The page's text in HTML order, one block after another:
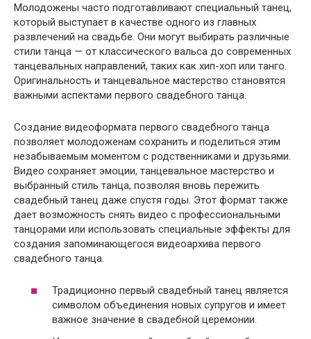
Молодожены часто подготавливают специальный танец,
который выступает в качестве одного из главных
развлечений на свадьбе. Они могут выбирать различные
стили танца — от классического вальса до современных
танцевальных направлений, таких как хип-хоп или танго.
Оригинальность и танцевальное мастерство становятся
важными аспектами первого свадебного танца.
Создание видеоформата первого свадебного танца
позволяет молодоженам сохранить и поделиться этим
незабываемым моментом с родственниками и друзьями.
Видео сохраняет эмоции, танцевальное мастерство и
выбранный стиль танца, позволяя вновь пережить
свадебный танец даже спустя годы. Этот формат также
дает возможность снять видео с профессиональными
танцорами или использовать специальные эффекты для
создания запоминающегося видеоархива первого
свадебного танца.
Традиционно первый свадебный танец является
символом объединения новых супругов и имеет
важное значение в свадебной церемонии.